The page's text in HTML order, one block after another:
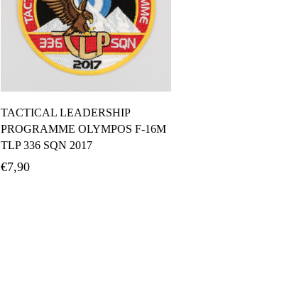
TACTICAL LEADERSHIP
PROGRAMME OLYMPOS F-16M
TLP 336 SQN 2017
€7,90